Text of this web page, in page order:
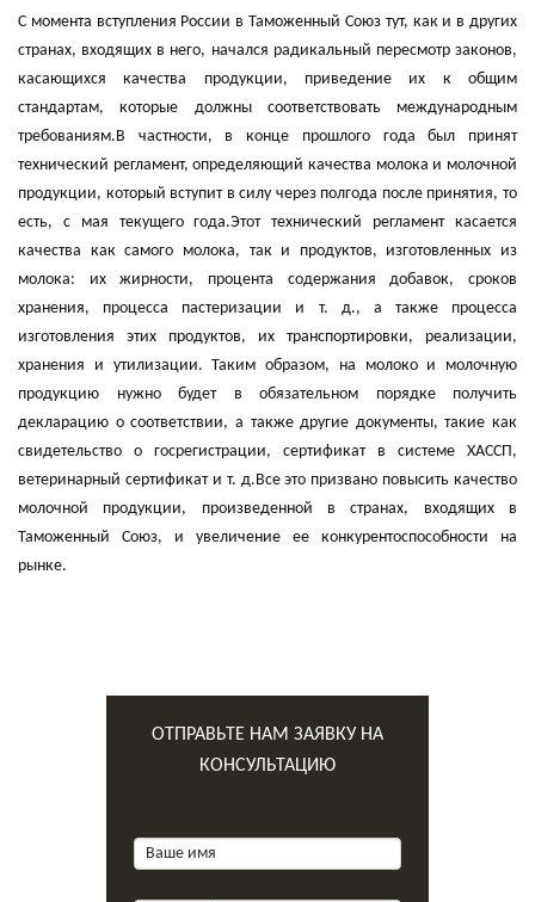
С момента вступления России в Таможенный Союз тут, как и в других
странах, входящих в него, начался радикальный пересмотр законов,
касающихся качества продукции, приведение их к общим
стандартам, которые должны соответствовать международным
требованиям.В частности, в конце прошлого года был принят
технический регламент, определяющий качества молока и молочной
продукции, который вступит в силу через полгода после принятия, то
есть, с мая текущего года.Этот технический регламент касается
качества как самого молока, так и продуктов, изготовленных из
молока: их жирности, процента содержания добавок, сроков
хранения, процесса пастеризации и т. д., а также процесса
изготовления этих продуктов, их транспортировки, реализации,
хранения и утилизации. Таким образом, на молоко и молочную
продукцию нужно будет в обязательном порядке получить
декларацию о соответствии, а также другие документы, такие как
свидетельство о госрегистрации, сертификат в системе ХАССП,
ветеринарный сертификат и т. д.Все это призвано повысить качество
молочной продукции, произведенной в странах, входящих в
Таможенный Союз, и увеличение ее конкурентоспособности на
рынке.
ОТПРАВЬТЕ НАМ ЗАЯВКУ НА
КОНСУЛЬТАЦИЮ